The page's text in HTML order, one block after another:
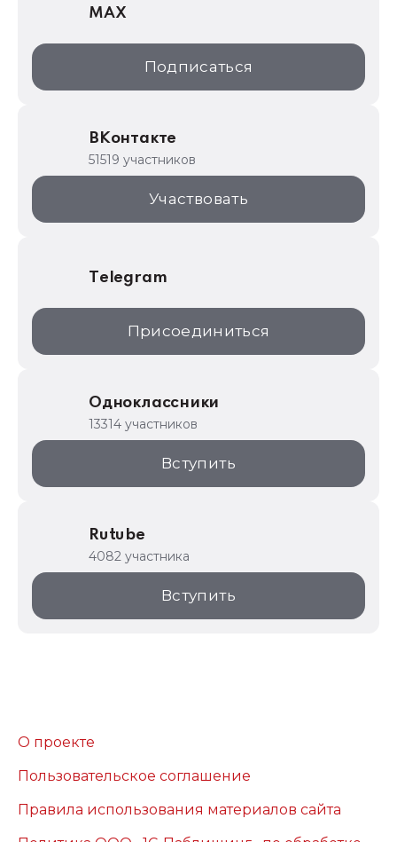
1С:Дистрибьюция
1С:Образование
ИТС.1C.ru
1С:Торговая площадка
MAX
Подписаться
ВКонтакте
51519 участников
Участвовать
Telegram
Присоединиться
Одноклассники
13314 участников
Вступить
Rutube
4082 участника
Вступить
О проекте
Пользовательское соглашение
Правила использования материалов сайта